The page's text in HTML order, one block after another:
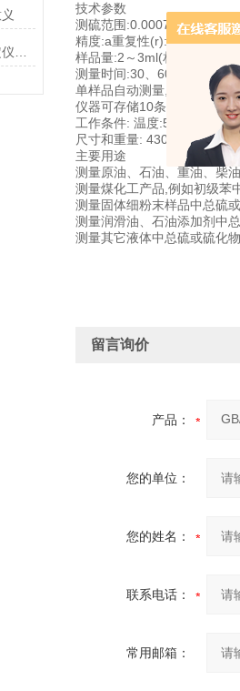
技术参数
测硫范围:0.0007%ppm～5%
精度:a重复性(r):＜0.02894
样品量:2～3ml(相当样品深
测量时间:30、60、90、120
单样品自动测量,测量次数: 1
仪器可存储10条标定曲线
工作条件: 温度:5～35℃;相
尺寸和重量:
主要用途
测量原油、石油、重油、柴
测量煤化工产品,例如初级苯
测量固体细粉末样品中总硫
测量润滑油、石油添加剂中
测量其它液体中总硫或硫化
留言询价
产品：
您的单位：
您的姓名：
联系电话：
常用邮箱：